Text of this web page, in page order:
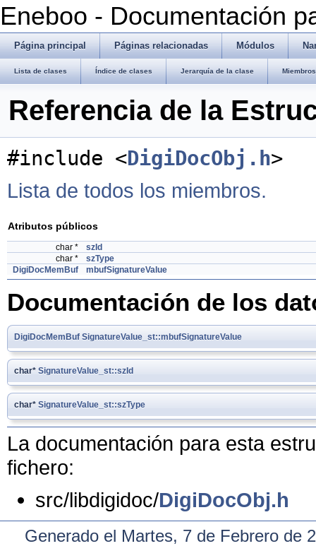
Eneboo - Documentación
Página principal Páginas relacionadas Módulos
Lista de clases Índice de clases Jerarquía de la clase
Referencia de la
#include <DigiDocObj.h>
Lista de todos los miembros.
Atributos públicos
char *
szId
char *
szType
DigiDocMemBuf
mbufSignatureValue
Documentación de los
DigiDocMemBuf SignatureValue_st::mbufSignatureValue
char* SignatureValue_st::szId
char* SignatureValue_st::szType
La documentación para esta
fichero:
src/libdigidoc/DigiDocObj.h
Generado el Martes, 7 de Febrero de